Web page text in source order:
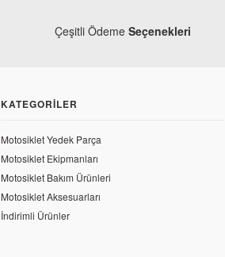
Çeşitli Ödeme Seçenekleri
KATEGORILER
Motosiklet Yedek Parça
Motosiklet Ekipmanları
Motosiklet Bakım Ürünleri
Motosiklet Aksesuarları
İndirimli Ürünler